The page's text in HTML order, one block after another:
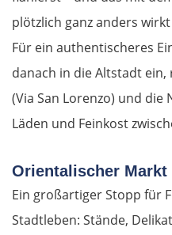
plötzlich ganz anders
Für ein authentischeres
danach in die Altstadt ein,
(Via San Lorenzo) und die
Läden und Feinkost
Orientalischer Markt
Ein großartiger Stopp für
Stadtleben: Stände,